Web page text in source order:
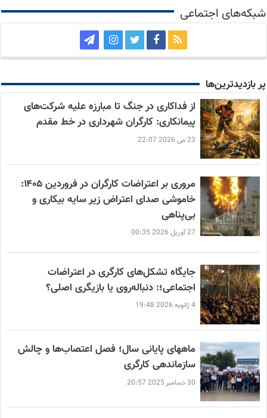
شبکه‌های اجتماعی
پر بازدید‌ترین‌ها
از فداکاری در جنگ تا مبارزه علیه شرکت‌های
پیمانکاری: کارگران شهرداری در خط مقدم
23 می 2026 22:07
مروری بر اعتراضات کارگران در فروردین ۱۴۰۵:
خاموشی صدای اعتراض زیر سایه بیکاری و
بی‌پناهی
27 آوریل 2026 00:35
جایگاه تشکل‌های کارگری در اعتراضات
اجتماعی؛: دنباله‌روی یا بازیگری اصلی؟
4 ژانویه 2026 19:48
ماههای پایانی سال؛ فصل اعتصاب‌ها و چالش
سازماندهی کارگری
30 دسامبر 2025 20:57